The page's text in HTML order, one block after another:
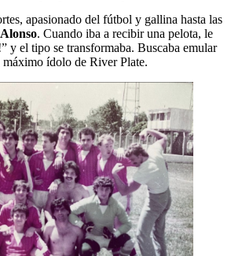
apasionado del fútbol y gallina hasta las
. Cuando iba a recibir una pelota, le
y el tipo se transformaba. Buscaba emular
ídolo de River Plate.